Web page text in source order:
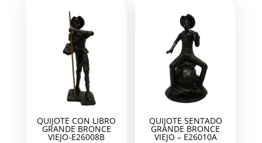
QUIJOTE CON LIBRO
GRANDE BRONCE
VIEJO-E26008B
QUIJOTE SENTADO
GRANDE BRONCE
VIEJO – E26010A